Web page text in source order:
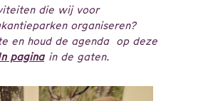
die wij voor
organiseren?
en houd de agenda op deze
pagina in de gaten.